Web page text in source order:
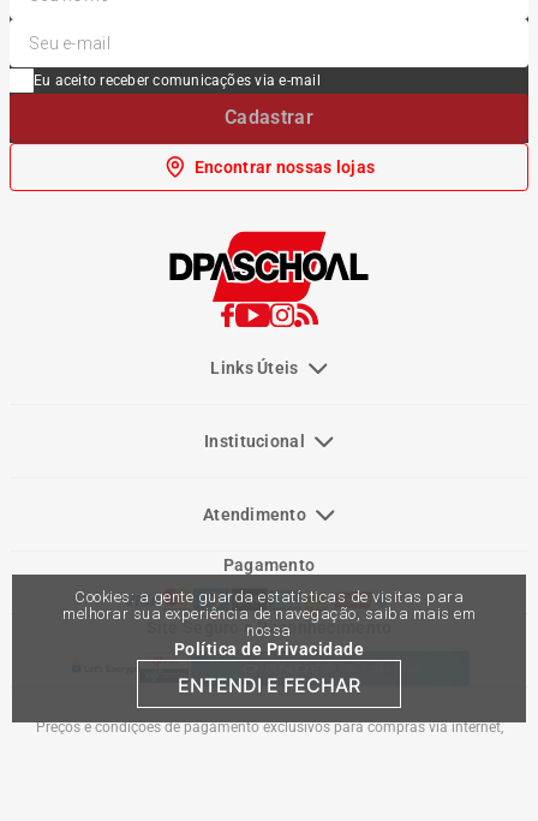
Cookies: a gente guarda estatísticas de visitas para
melhorar sua experiência de navegação, saiba mais em
nossa
Política de Privacidade
ENTENDI E FECHAR
Eu aceito receber comunicações via e-mail
Cadastrar
Encontrar nossas lojas
Links Úteis
Institucional
Atendimento
Pagamento
Site Seguro e Reconhecimento
Preços e condições de pagamento exclusivos para compras via internet,